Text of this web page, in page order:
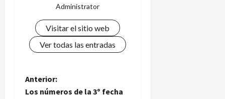
Administrator
Visitar el sitio web
Ver todas las entradas
N
Anterior:
Los números de la 3º fecha